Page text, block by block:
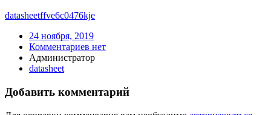
datasheetffve6c0476kje
24 ноября, 2019
Комментариев нет
Администратор
datasheet
Добавить комментарий